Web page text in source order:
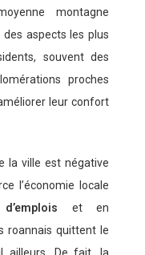
montagne
aspects les plus
souvent des
proches
leur confort
la ville est négative
l’économie locale
et en
roannais quittent le
ailleurs. De fait, la